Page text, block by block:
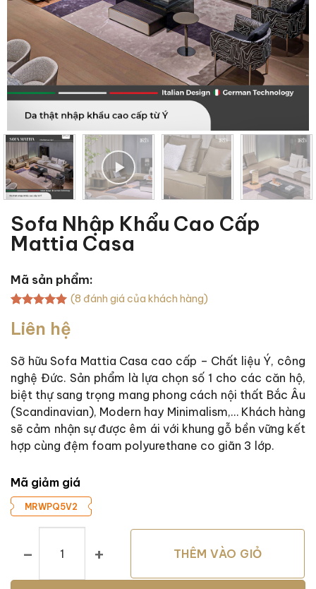
Sofa Nhập Khẩu Cao Cấp
Mattia Casa
Mã sản phẩm:
dựa trên
đánh giá
(8 đánh giá của khách hàng)
Liên hệ
Sỡ hữu Sofa Mattia Casa cao cấp – Chất liệu Ý, công
nghệ Đức. Sản phẩm là lựa chọn số 1 cho các căn hộ,
biệt thự sang trọng mang phong cách nội thất Bắc Âu
(Scandinavian), Modern hay Minimalism,… Khách hàng
sẽ cảm nhận sự được êm ái với khung gỗ bền vững kết
hợp cùng đệm foam polyurethane co giãn 3 lớp.
Mã giảm giá
MRWPQ5V2
Sofa Nhập Khẩu Cao Cấp Mattia Casa số lượng
THÊM VÀO GIỎ